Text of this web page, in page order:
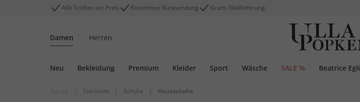
Alle Größen ein Preis Kostenlose Rücksendung Gratis Filiallieferung
Damen Herren
Neu Bekleidung Premium Kleider Sport Wäsche SALE % Beatrice Egli
| Startseite | Schuhe | Hausschuhe